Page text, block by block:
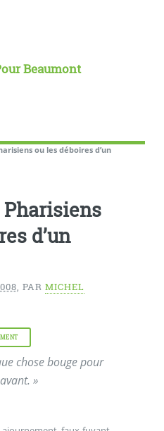
Beaumont
ou les déboires d’un
Pharisiens
d’un
, PAR MICHEL
chose bouge pour
»